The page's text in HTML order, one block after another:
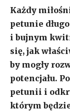
Każdy
petunie
i bujnym
się, jak
by mogły
potencjału.
petunii i
którym